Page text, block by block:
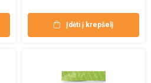
Įdėti į krepšelį